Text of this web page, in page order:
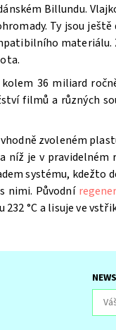
Billundu.
Ty jsou
36 miliard
filmů a různých
zvoleném
níž je v
systému, kdežto
nimi. Původní
°C a lisuje ve